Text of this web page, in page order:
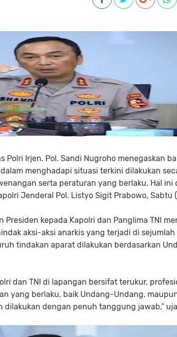
Polri Irjen. Pol. Sandi Nugroho menegaskan
menghadapi situasi terkini dilakukan
serta peraturan yang berlaku. Hal ini
Jenderal Pol. Listyo Sigit Prabowo,
Presiden kepada Kapolri dan Panglima TNI
aksi-aksi anarkis yang terjadi di sejumlah
tindakan aparat dilakukan berdasarkan
dan TNI di lapangan bersifat terukur,
yang berlaku, baik Undang-Undang,
dengan penuh tanggung jawab,”